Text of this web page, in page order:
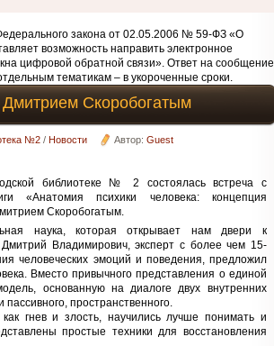
закона от 02.05.2006 № 59-ФЗ «О
возможность направить электронное
цифровой обратной связи». Ответ на сообщение
тематикам – в укороченные сроки.
Скоробогатым
№2 /Новости Автор:Guest
библиотеке № 2 состоялась встреча с
«Анатомия психики человека: концепция
Скоробогатым.
наука, которая открывает нам двери к
Владимирович, эксперт с более чем 15-
человеческих эмоций и поведения, предложил
Вместо привычного представления о единой
основанную на диалоге двух внутренних
пассивного, пространственного.
гнев и злость, научились лучше понимать и
простые техники для восстановления